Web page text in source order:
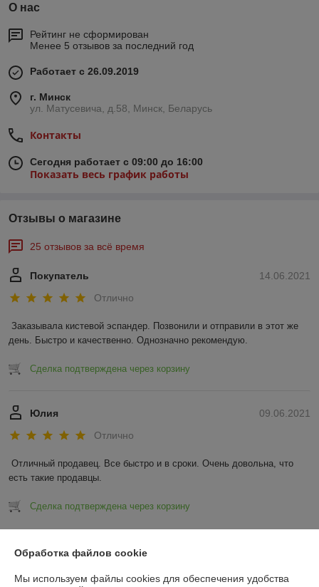
О нас
Рейтинг не сформирован
Менее 5 отзывов за последний год
Работает с 26.09.2019
г. Минск
ул. Матусевича, д.58, Минск, Беларусь
Контакты
Сегодня работает с 09:00 до 16:00
Показать весь график работы
Отзывы о магазине
25 отзывов за всё время
14.06.2021
Покупатель
Отлично
Заказывала кистевой эспандер. Позвонили и отправили в этот же
день. Быстро и качественно. Однозначно рекомендую.
Сделка подтверждена через корзину
09.06.2021
Юлия
Отлично
Отличный продавец. Все быстро и в сроки. Очень довольна, что
есть такие продавцы.
Сделка подтверждена через корзину
Обработка файлов cookie
Мы используем файлы cookies для обеспечения удобства